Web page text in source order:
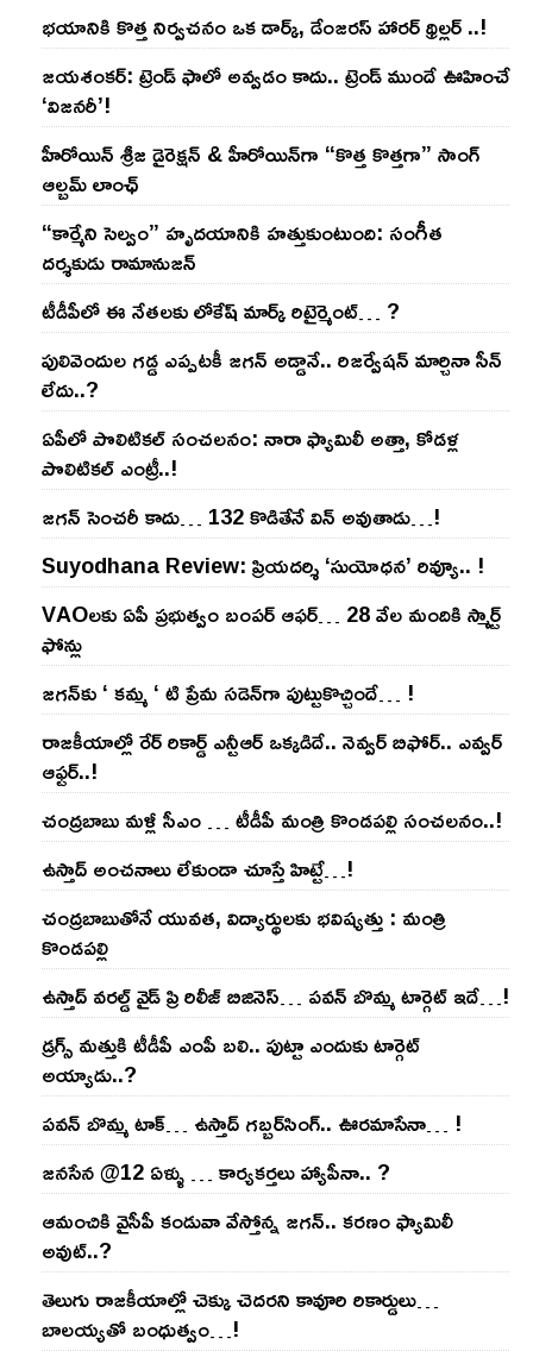
భయానికి కొత్త నిర్వచనం ఒక డార్క్, డేంజరస్ హారర్ థ్రిల్లర్ ..!
జయశంకర్: ట్రెండ్‌ ఫాలో అవ్వడం కాదు.. ట్రెండ్‌ ముందే ఊహించే
‘విజనరీ’!
హీరోయిన్ శ్రీజ డైరెక్ష‌న్ & హీరోయిన్‌గా “కొత్త కొత్తగా” సాంగ్
ఆల్బమ్ లాంఛ్
“కార్మేని సెల్వం” హృదయానికి హత్తుకుంటుంది: సంగీత
దర్శకుడు రామానుజన్
టీడీపీలో ఈ నేత‌ల‌కు లోకేష్ మార్క్ రిటైర్మెంట్‌… ?
పులివెందుల గ‌డ్డ ఎప్ప‌ట‌కీ జ‌గ‌న్ అడ్డానే.. రిజ‌ర్వేష‌న్ మార్చినా సీన్
లేదు..?
ఏపీలో పొలిటిక‌ల్ సంచ‌ల‌నం: నారా ఫ్యామిలీ అత్తా, కోడ‌ళ్ల
పొలిటికల్ ఎంట్రీ..!
జ‌గ‌న్ సెంచ‌రీ కాదు… 132 కొడితేనే విన్ అవుతాడు…!
Suyodhana Review: ప్రియదర్శి ‘సుయోధన’ రివ్యూ.. !
VAOల‌కు ఏపీ ప్ర‌భుత్వం బంప‌ర్ ఆఫ‌ర్‌… 28 వేల మందికి స్మార్ట్
ఫోన్లు
జ‌గ‌న్‌కు ‘ క‌మ్మ ‘ టి ప్రేమ స‌డెన్‌గా పుట్టుకొచ్చిందే… !
రాజ‌కీయాల్లో రేర్ రికార్డ్ ఎన్టీఆర్ ఒక్క‌డిదే.. నెవ్వ‌ర్ బిఫోర్‌.. ఎవ్వ‌ర్
ఆఫ్ట‌ర్‌..!
చంద్ర‌బాబు మ‌ళ్లీ సీఎం … టీడీపీ మంత్రి కొండ‌ప‌ల్లి సంచ‌ల‌నం..!
ఉస్తాద్ అంచ‌నాలు లేకుండా చూస్తే హిట్టే…!
చంద్ర‌బాబుతోనే యువ‌త‌, విద్యార్థుల‌కు భ‌విష్య‌త్తు : మంత్రి
కొండ‌ప‌ల్లి
ఉస్తాద్ వ‌ర‌ల్డ్ వైడ్ ప్రి రిలీజ్ బిజినెస్‌… ప‌వ‌న్ బొమ్మ టార్గెట్ ఇదే…!
డ్రగ్స్ మత్తుకి టీడీపీ ఎంపీ బలి.. పుట్టా ఎందుకు టార్గెట్
అయ్యాడు..?
ప‌వ‌న్ బొమ్మ టాక్‌… ఉస్తాద్ గ‌బ్బ‌ర్‌సింగ్‌.. ఊర‌మాసేనా… !
జనసేన @12 ఏళ్ళు … కార్యకర్తలు హ్యాపీనా.. ?
ఆమంచికి వైసీపీ కండువా వేస్తోన్న జ‌గ‌న్‌.. క‌ర‌ణం ఫ్యామిలీ
అవుట్‌..?
తెలుగు రాజ‌కీయాల్లో చెక్కు చెద‌ర‌ని కావూరి రికార్డులు…
బాల‌య్యతో బంధుత్వం…!